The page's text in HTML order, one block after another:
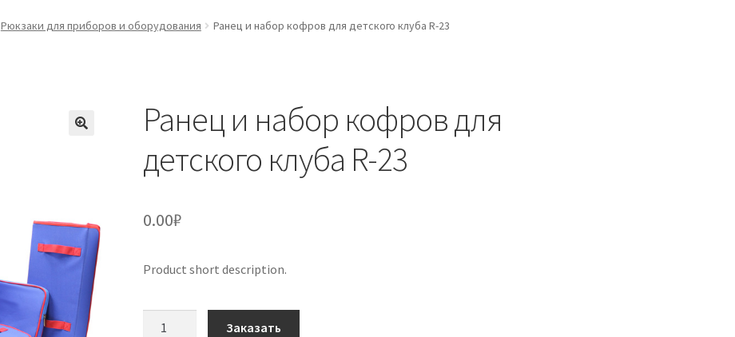
Рюкзаки для приборов и оборудования Ранец и набор кофров для детского клуба R-23
Ранец и набор кофров для
детского клуба R-23
0.00₽
Product short description.
Заказать